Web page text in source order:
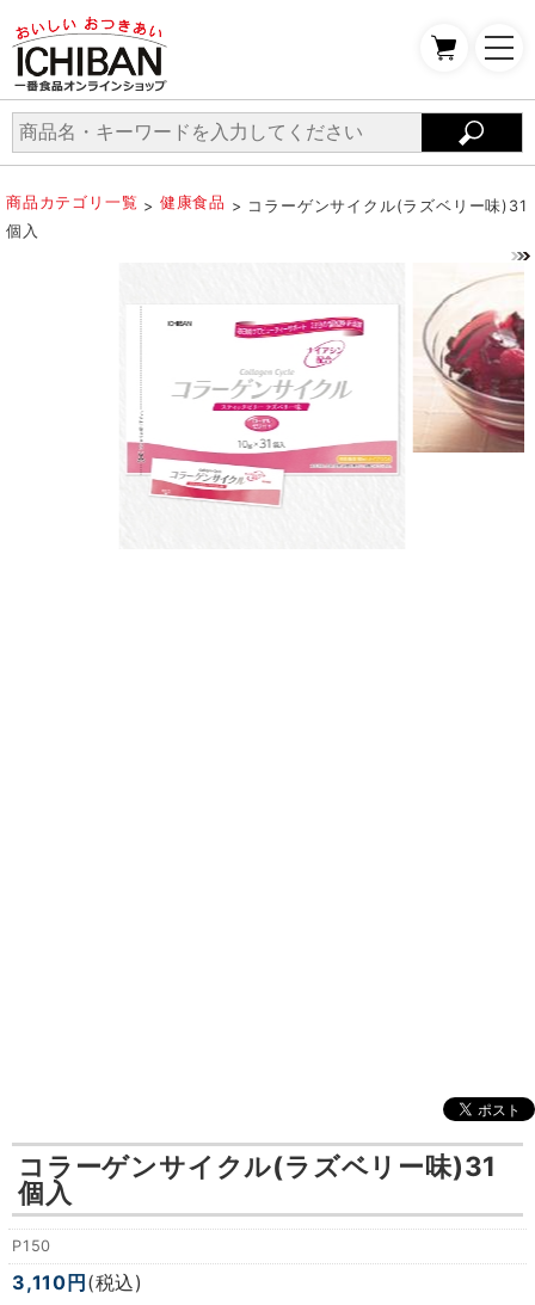
商品カテゴリ一覧 > 健康食品 > コラーゲンサイクル(ラズベリー味)31
個入
コラーゲンサイクル(ラズベリー味)31
個入
P150
3,110円(税込)